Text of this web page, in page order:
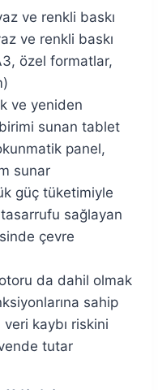
ve renkli baskı
ve renkli baskı
özel formatlar,
ve yeniden
sunan tablet
panel,
sunar
güç tüketimiyle
sağlayan
çevre
da dahil olmak
sahip
kaybı riskini
tutar